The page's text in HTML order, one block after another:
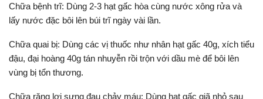
Chữa bệnh trĩ: Dùng 2-3 hạt gấc hòa cùng nước xông rửa và
lấy nước đặc bôi lên búi trĩ ngày vài lần.
Chữa quai bị: Dùng các vị thuốc như nhân hạt gấc 40g, xích tiểu
đậu, đại hoàng 40g tán nhuyễn rồi trộn với dầu mè để bôi lên
vùng bị tổn thương.
Chữa răng lợi sưng đau chảy máu: Dùng hạt gấc giã nhỏ sau